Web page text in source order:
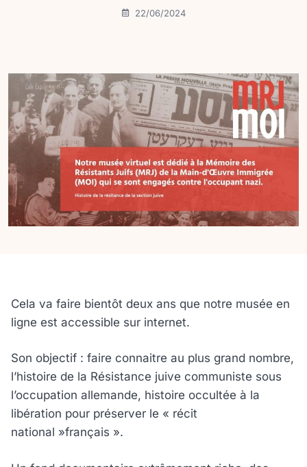
22/06/2024
Cela va faire bientôt deux ans que notre musée en
ligne est accessible sur internet.
Son objectif : faire connaitre au plus grand nombre,
l’histoire de la Résistance juive communiste sous
l’occupation allemande, histoire occultée à la
libération pour préserver le « récit
national »français ».